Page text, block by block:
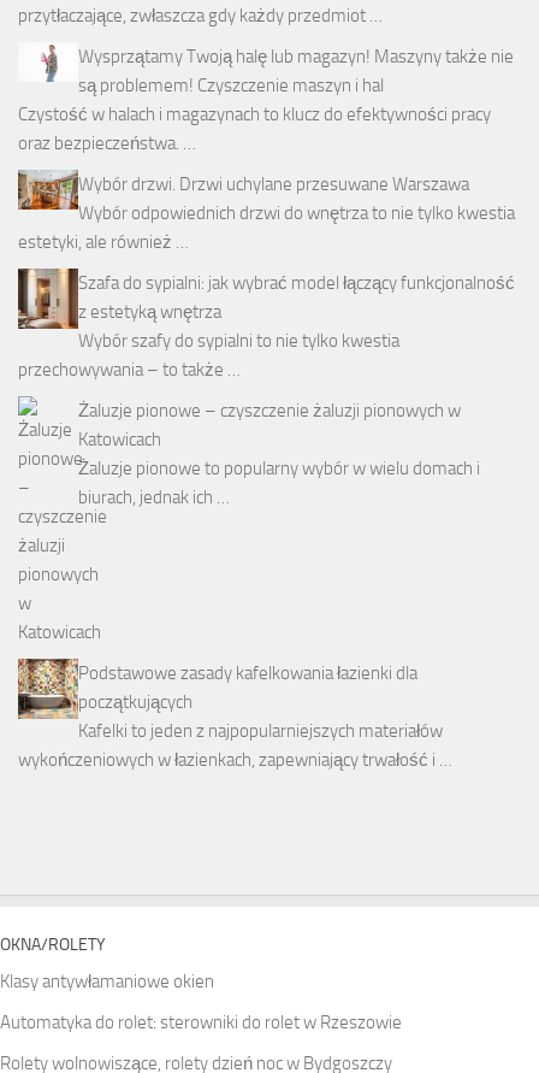
przytłaczające, zwłaszcza gdy każdy przedmiot …
Wysprzątamy Twoją halę lub magazyn! Maszyny także nie
są problemem! Czyszczenie maszyn i hal
Czystość w halach i magazynach to klucz do efektywności pracy
oraz bezpieczeństwa. …
Wybór drzwi. Drzwi uchylane przesuwane Warszawa
Wybór odpowiednich drzwi do wnętrza to nie tylko kwestia
estetyki, ale również …
Szafa do sypialni: jak wybrać model łączący funkcjonalność
z estetyką wnętrza
Wybór szafy do sypialni to nie tylko kwestia
przechowywania – to także …
Żaluzje pionowe – czyszczenie żaluzji pionowych w
Katowicach
Żaluzje pionowe to popularny wybór w wielu domach i
biurach, jednak ich …
Podstawowe zasady kafelkowania łazienki dla
początkujących
Kafelki to jeden z najpopularniejszych materiałów
wykończeniowych w łazienkach, zapewniający trwałość i …
OKNA/ROLETY
Klasy antywłamaniowe okien
Automatyka do rolet: sterowniki do rolet w Rzeszowie
Rolety wolnowiszące, rolety dzień noc w Bydgoszczy